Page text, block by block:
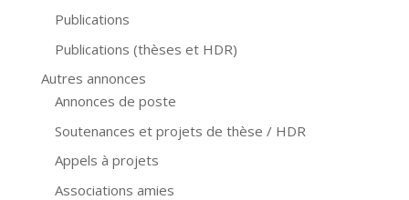
Publications
Publications (thèses et HDR)
Autres annonces
Annonces de poste
Soutenances et projets de thèse / HDR
Appels à projets
Associations amies